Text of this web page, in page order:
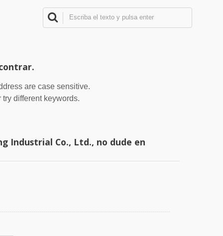
are case sensitive.
different keywords.
Industrial Co., Ltd., no dude en